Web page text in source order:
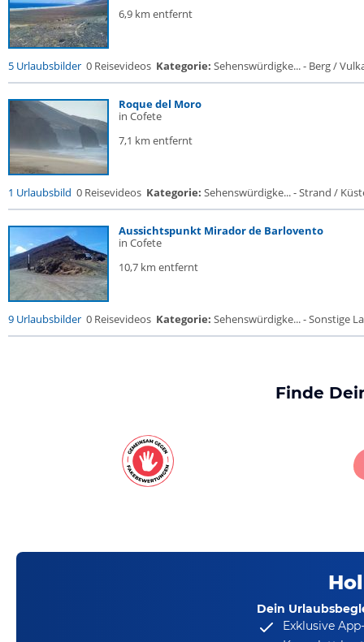
6,9 km entfernt
5 Urlaubsbilder 0 Reisevideos Kategorie: Sehenswürdigke... - Berg /
Roque del Moro
in Cofete
7,1 km entfernt
1 Urlaubsbild 0 Reisevideos Kategorie: Sehenswürdigke... - Strand /
Aussichtspunkt Mirador de Barlovento
in Cofete
10,7 km entfernt
9 Urlaubsbilder 0 Reisevideos Kategorie: Sehenswürdigke... - Sonstige
Finde
Dein
Exklusive